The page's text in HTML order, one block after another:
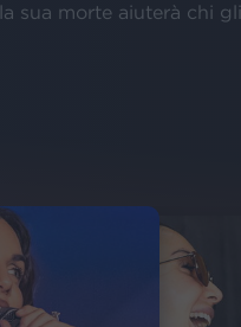
sua morte aiuterà chi